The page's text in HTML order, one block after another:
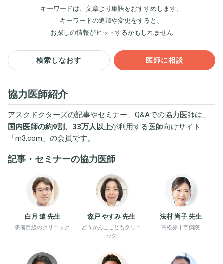
キーワードは、文章より単語をおすすめします。
キーワードの追加や変更をすると、
お探しの情報がヒットするかもしれません
検索しなおす 医師に相談
協力医師紹介
アスクドクターズの記事やセミナー、Q&Aでの協力医師は、
国内医師の約9割、33万人以上が利用する医師向けサイト
「m3.com 」の会員です。
記事・セミナーの協力医師
白月 遼 先生
患者目線のクリニック
森戸 やすみ 先生
どうかん山こどもクリニ
ック
法村 尚子 先生
高松赤十字病院